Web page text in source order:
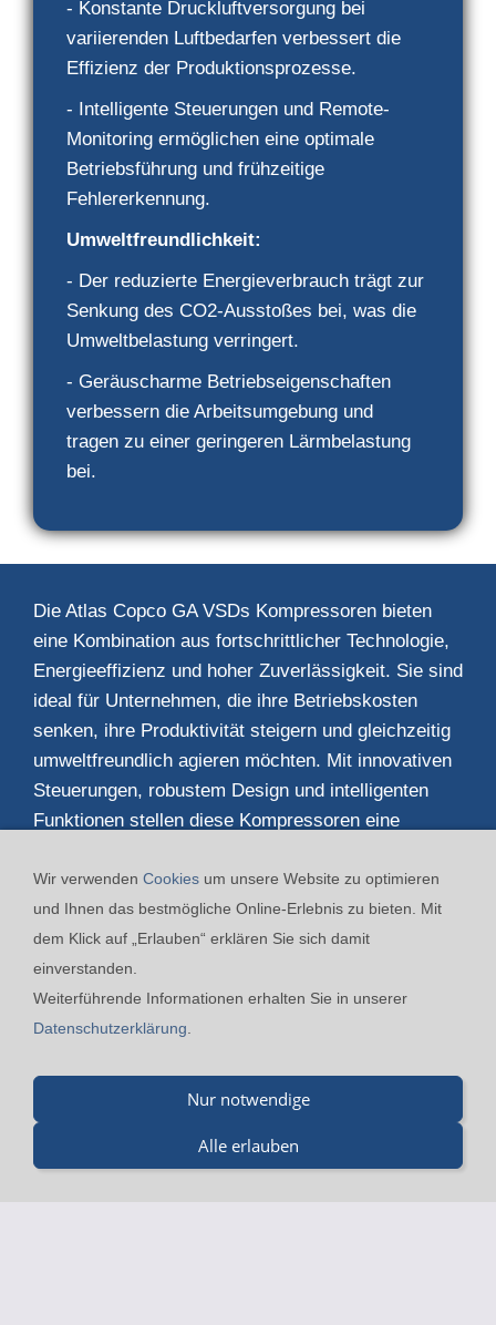
- Konstante Druckluftversorgung bei
variierenden Luftbedarfen verbessert die
Effizienz der Produktionsprozesse.
- Intelligente Steuerungen und Remote-
Monitoring ermöglichen eine optimale
Betriebsführung und frühzeitige
Fehlererkennung.
Umweltfreundlichkeit:
- Der reduzierte Energieverbrauch trägt zur
Senkung des CO2-Ausstoßes bei, was die
Umweltbelastung verringert.
- Geräuscharme Betriebseigenschaften
verbessern die Arbeitsumgebung und
tragen zu einer geringeren Lärmbelastung
bei.
Die Atlas Copco GA VSDs Kompressoren bieten
eine Kombination aus fortschrittlicher Technologie,
Energieeffizienz und hoher Zuverlässigkeit. Sie sind
ideal für Unternehmen, die ihre Betriebskosten
senken, ihre Produktivität steigern und gleichzeitig
umweltfreundlich agieren möchten. Mit innovativen
Steuerungen, robustem Design und intelligenten
Funktionen stellen diese Kompressoren eine
24h-Notfall-Hotline Cookies
Widerrufsrecht
Versand & Zahlung
Impressum
Merz GmbH Drucklufttechnik - Beinheimer Straße 19 - 76437
drucklufttechnik.de
Wir verwenden Cookies um unsere Website zu optimieren
und Ihnen das bestmögliche Online-Erlebnis zu bieten. Mit
dem Klick auf „Erlauben“ erklären Sie sich damit
einverstanden.
Weiterführende Informationen erhalten Sie in unserer
Datenschutzerklärung
Nur notwendige
Alle erlauben